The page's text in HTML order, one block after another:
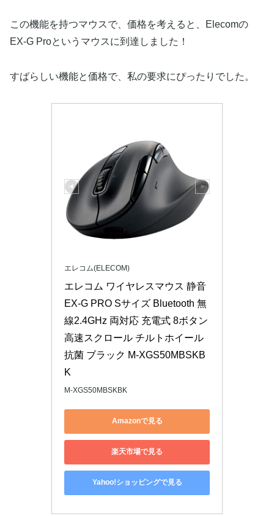
この機能を持つマウスで、価格を考えると、Elecomの
EX-G Proというマウスに到達しました！
すばらしい機能と価格で、私の要求にぴったりでした。
エレコム(ELECOM)
エレコム ワイヤレスマウス 静音
EX-G PRO Sサイズ Bluetooth 無
線2.4GHz 両対応 充電式 8ボタン
高速スクロール チルトホイール
抗菌 ブラック M-XGS50MBSKB
K
M-XGS50MBSKBK
Amazonで見る
楽天市場で見る
Yahoo!ショッピングで見る